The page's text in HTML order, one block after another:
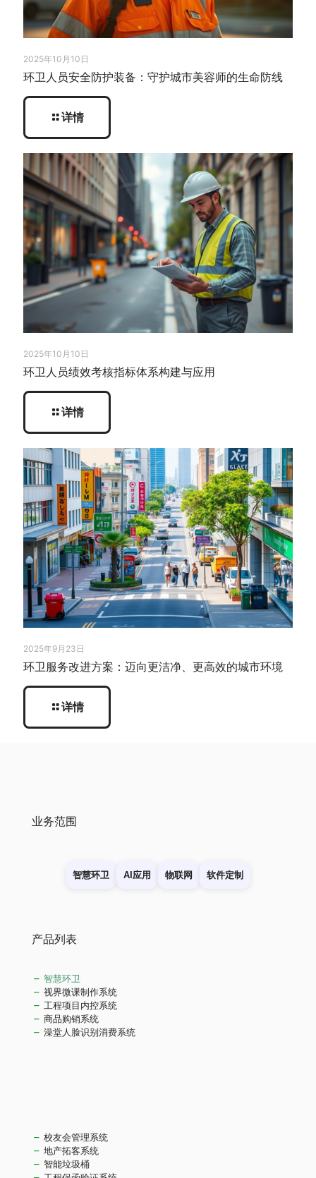
2025年10月10日
环卫人员安全防护装备：守护城市美容师的生命防线
详情
2025年10月10日
环卫人员绩效考核指标体系构建与应用
详情
2025年9月23日
环卫服务改进方案：迈向更洁净、更高效的城市环境
详情
业务范围
智慧环卫 AI应用 物联网 软件定制
产品列表
智慧环卫
视界微课制作系统
工程项目内控系统
商品购销系统
澡堂人脸识别消费系统
校友会管理系统
地产拓客系统
智能垃圾桶